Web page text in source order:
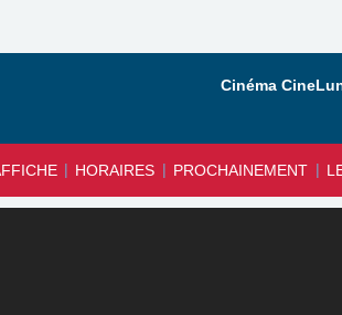
| HORAIRES | PROCHAINEMENT |
Cinéma